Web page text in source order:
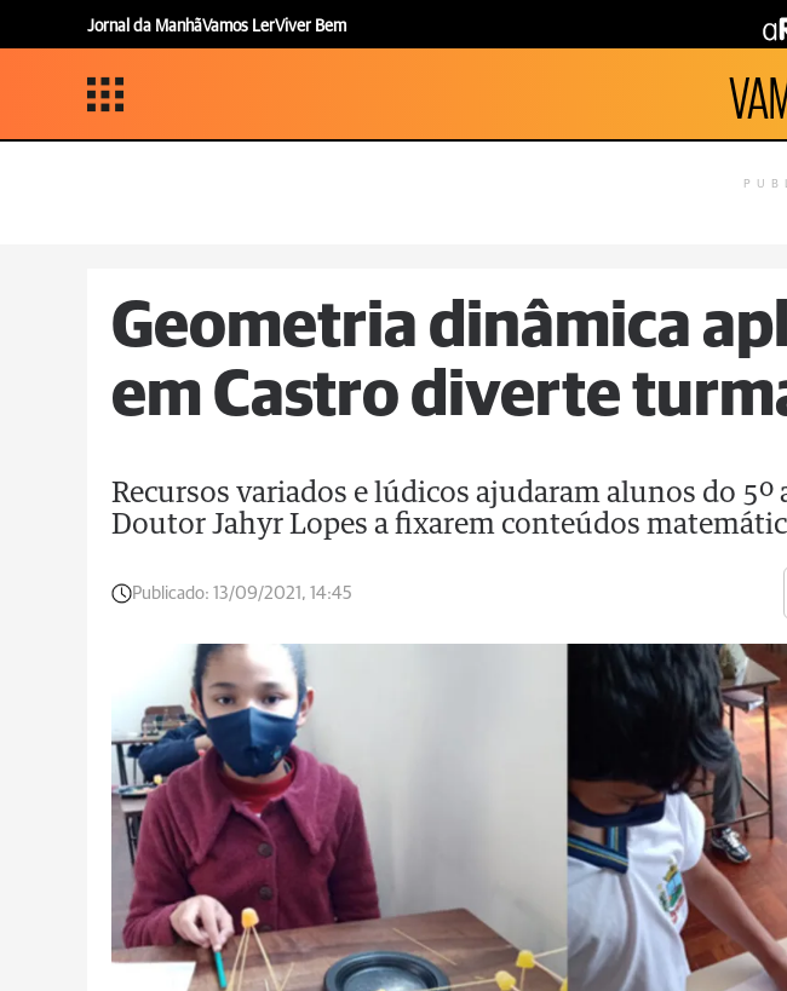
Jornal da ManhãVamos LerViver Bem
Geometria dinâmica
em Castro diverte
Recursos variados e lúdicos ajudaram alunos do 5º
Doutor Jahyr Lopes a fixarem conteúdos
Publicado: 13/09/2021, 14:45